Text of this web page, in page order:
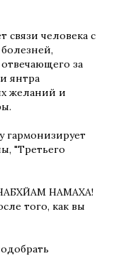
связи человека с
за
янтра
желаний и
гармонизирует
"Третьего
НАМАХА!
того, как вы